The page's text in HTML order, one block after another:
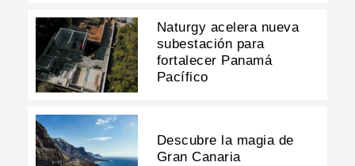
Naturgy acelera nueva
subestación para
fortalecer Panamá
Pacífico
Descubre la magia de
Gran Canaria